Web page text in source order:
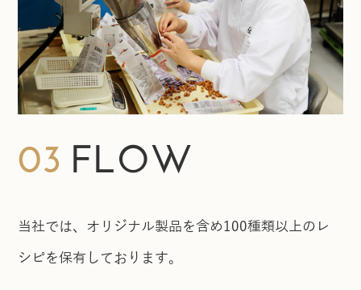
03 FLOW
当社では、オリジナル製品を含め100種類以上のレ
シピを保有しております。